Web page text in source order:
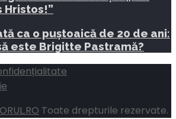
Hristos!”
ca o puștoaică de 20 de ani:
este Brigitte Pastramă?
Toate drepturile rezervate.